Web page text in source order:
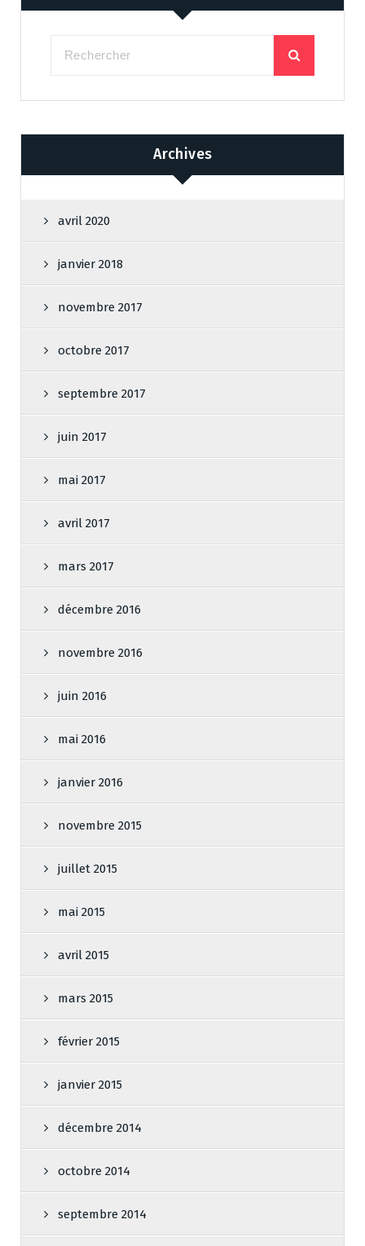
Archives
avril 2020
janvier 2018
novembre 2017
octobre 2017
septembre 2017
juin 2017
mai 2017
avril 2017
mars 2017
décembre 2016
novembre 2016
juin 2016
mai 2016
janvier 2016
novembre 2015
juillet 2015
mai 2015
avril 2015
mars 2015
février 2015
janvier 2015
décembre 2014
octobre 2014
septembre 2014